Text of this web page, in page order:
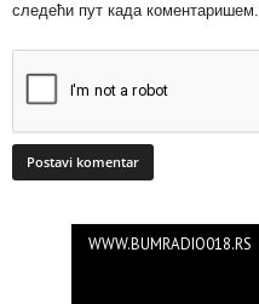
следећи пут када коментаришем.
WWW.BUMRADIO018.RS